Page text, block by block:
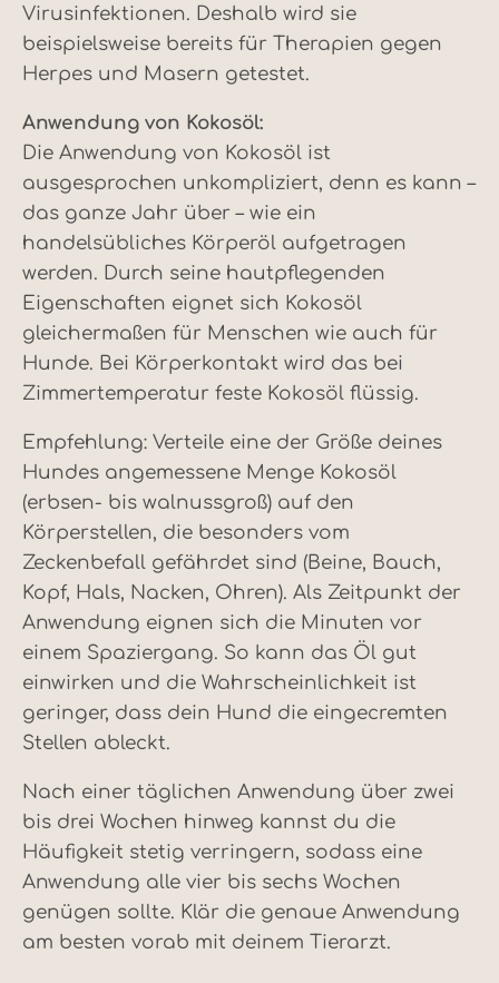
Virusinfektionen. Deshalb wird sie
beispielsweise bereits für Therapien gegen
Herpes und Masern getestet.
Anwendung von Kokosöl:
Die Anwendung von Kokosöl ist
ausgesprochen unkompliziert, denn es kann –
das ganze Jahr über – wie ein
handelsübliches Körperöl aufgetragen
werden. Durch seine hautpflegenden
Eigenschaften eignet sich Kokosöl
gleichermaßen für Menschen wie auch für
Hunde. Bei Körperkontakt wird das bei
Zimmertemperatur feste Kokosöl flüssig.
Empfehlung: Verteile eine der Größe deines
Hundes angemessene Menge Kokosöl
(erbsen- bis walnussgroß) auf den
Körperstellen, die besonders vom
Zeckenbefall gefährdet sind (Beine, Bauch,
Kopf, Hals, Nacken, Ohren). Als Zeitpunkt der
Anwendung eignen sich die Minuten vor
einem Spaziergang. So kann das Öl gut
einwirken und die Wahrscheinlichkeit ist
geringer, dass dein Hund die eingecremten
Stellen ableckt.
Nach einer täglichen Anwendung über zwei
bis drei Wochen hinweg kannst du die
Häufigkeit stetig verringern, sodass eine
Anwendung alle vier bis sechs Wochen
genügen sollte. Klär die genaue Anwendung
am besten vorab mit deinem Tierarzt.